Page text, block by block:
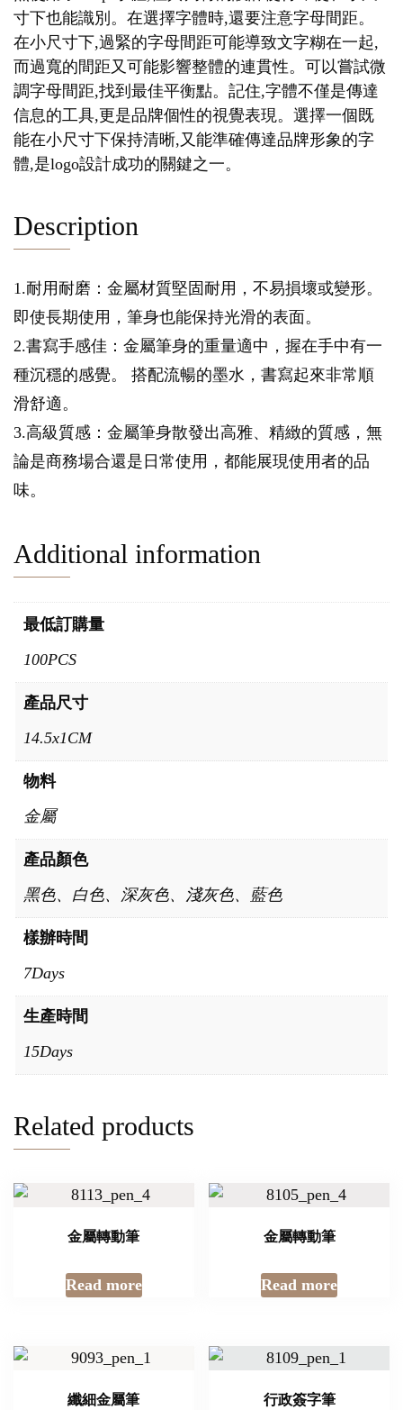
寸下也能識別。在選擇字體時,還要注意字母間距。
在小尺寸下,過緊的字母間距可能導致文字糊在一起,
而過寬的間距又可能影響整體的連貫性。可以嘗試微
調字母間距,找到最佳平衡點。記住,字體不僅是傳達
信息的工具,更是品牌個性的視覺表現。選擇一個既
能在小尺寸下保持清晰,又能準確傳達品牌形象的字
體,是logo設計成功的關鍵之一。
Description
1.耐用耐磨：金屬材質堅固耐用，不易損壞或變形。
即使長期使用，筆身也能保持光滑的表面。
2.書寫手感佳：金屬筆身的重量適中，握在手中有一
種沉穩的感覺。 搭配流暢的墨水，書寫起來非常順
滑舒適。
3.高級質感：金屬筆身散發出高雅、精緻的質感，無
論是商務場合還是日常使用，都能展現使用者的品
味。
Additional information
最低訂購量
100PCS
產品尺寸
14.5x1CM
物料
金屬
產品顏色
黑色、白色、深灰色、淺灰色、藍色
樣辦時間
7Days
生產時間
15Days
Related products
金屬轉動筆
Read more
金屬轉動筆
Read more
纖細金屬筆 行政簽字筆